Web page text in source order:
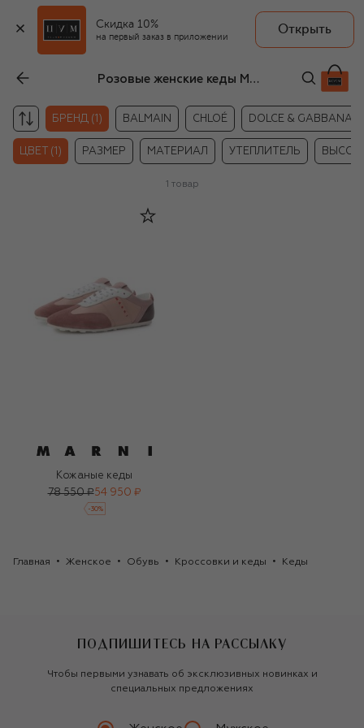
Скидка 10%
на первый заказ в приложении
Открыть
Розовые женские кеды Marni
БРЕНД (1) BALMAIN CHLOÉ DOLCE & GABBANA
ЦВЕТ (1) РАЗМЕР МАТЕРИАЛ УТЕПЛИТЕЛЬ
1 товар
Кожаные кеды
78 550 ₽54 950 ₽
-30%
Главная Женское Обувь Кроссовки и кеды Кеды
ПОДПИШИТЕСЬ НА РАССЫЛКУ
Чтобы первыми узнавать об эксклюзивных новинках и
специальных предложениях